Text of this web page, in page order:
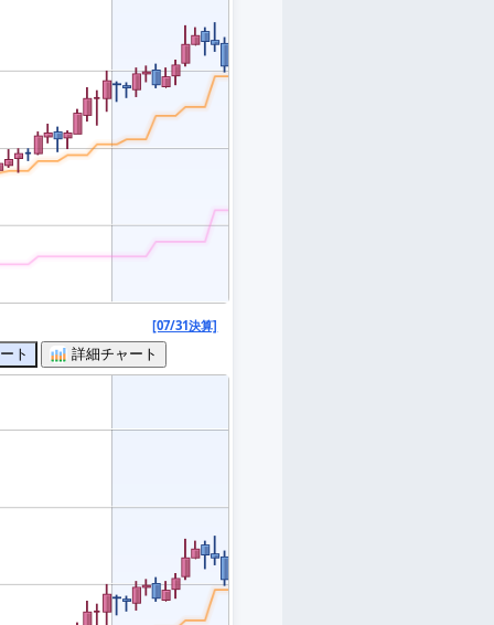
[07/31決算]
ト
詳細チャート